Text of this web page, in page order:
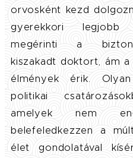
orvosként kezd
gyerekkori legjobb
megérinti a
kiszakadt doktort, ám
élmények érik.
politikai
amelyek nem
belefeledkezzen a
élet gondolatával